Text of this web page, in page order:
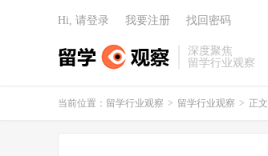
深度聚焦
留学行业观察
Hi, 请登录 我要注册 找回密码
当前位置： 留学行业观察 > 留学行业观察 > 正文